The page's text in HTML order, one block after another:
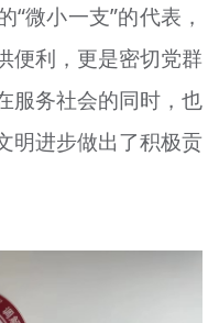
微小一支”的代表，
便利，更是密切党群
服务社会的同时，也
明进步做出了积极贡